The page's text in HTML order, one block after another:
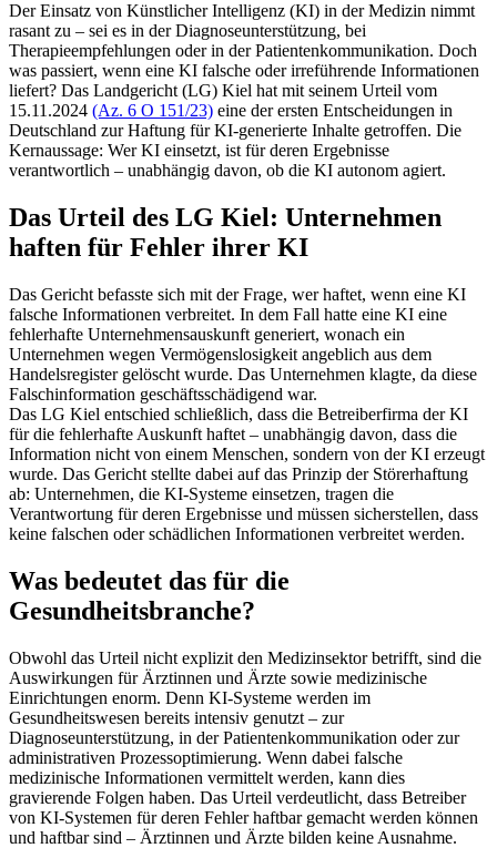
Der Einsatz von Künstlicher Intelligenz (KI) in der Medizin nimmt
rasant zu – sei es in der Diagnoseunterstützung, bei
Therapieempfehlungen oder in der Patientenkommunikation. Doch
was passiert, wenn eine KI falsche oder irreführende Informationen
liefert? Das Landgericht (LG) Kiel hat mit seinem Urteil vom
15.11.2024 (Az. 6 O 151/23) eine der ersten Entscheidungen in
Deutschland zur Haftung für KI-generierte Inhalte getroffen. Die
Kernaussage: Wer KI einsetzt, ist für deren Ergebnisse
verantwortlich – unabhängig davon, ob die KI autonom agiert.
Das Urteil des LG Kiel: Unternehmen
haften für Fehler ihrer KI
Das Gericht befasste sich mit der Frage, wer haftet, wenn eine KI
falsche Informationen verbreitet. In dem Fall hatte eine KI eine
fehlerhafte Unternehmensauskunft generiert, wonach ein
Unternehmen wegen Vermögenslosigkeit angeblich aus dem
Handelsregister gelöscht wurde. Das Unternehmen klagte, da diese
Falschinformation geschäftsschädigend war.
Das LG Kiel entschied schließlich, dass die Betreiberfirma der KI
für die fehlerhafte Auskunft haftet – unabhängig davon, dass die
Information nicht von einem Menschen, sondern von der KI erzeugt
wurde. Das Gericht stellte dabei auf das Prinzip der Störerhaftung
ab: Unternehmen, die KI-Systeme einsetzen, tragen die
Verantwortung für deren Ergebnisse und müssen sicherstellen, dass
keine falschen oder schädlichen Informationen verbreitet werden.
Was bedeutet das für die
Gesundheitsbranche?
Obwohl das Urteil nicht explizit den Medizinsektor betrifft, sind die
Auswirkungen für Ärztinnen und Ärzte sowie medizinische
Einrichtungen enorm. Denn KI-Systeme werden im
Gesundheitswesen bereits intensiv genutzt – zur
Diagnoseunterstützung, in der Patientenkommunikation oder zur
administrativen Prozessoptimierung. Wenn dabei falsche
medizinische Informationen vermittelt werden, kann dies
gravierende Folgen haben. Das Urteil verdeutlicht, dass Betreiber
von KI-Systemen für deren Fehler haftbar gemacht werden können
und haftbar sind – Ärztinnen und Ärzte bilden keine Ausnahme.